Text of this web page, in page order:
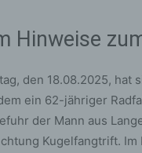
Hinweise
den 18.08.2025, hat
ein 62-jähriger
der Mann aus
Kugelfangtrift.